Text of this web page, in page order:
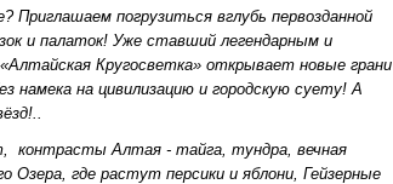
погрузиться вглубь первозданной
и палаток! Уже ставший легендарным и
Кругосветка» открывает новые грани
намека на цивилизацию и городскую суету! А
контрасты Алтая - тайга, тундра, вечная
Озера, где растут персики и яблони, Гейзерные